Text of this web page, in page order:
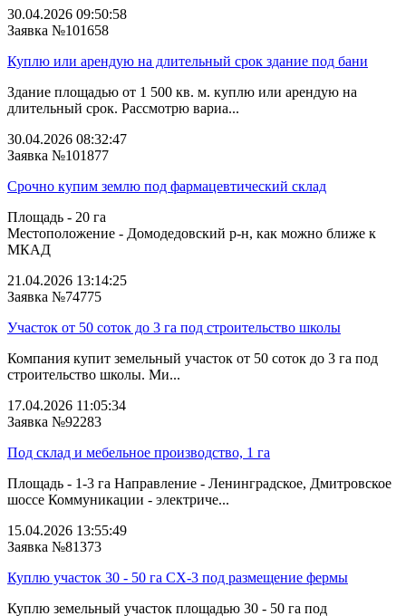
30.04.2026 09:50:58
Заявка №101658
Куплю или арендую на длительный срок здание под бани
Здание площадью от 1 500 кв. м. куплю или арендую на
длительный срок. Рассмотрю вариа...
30.04.2026 08:32:47
Заявка №101877
Срочно купим землю под фармацевтический склад
Площадь - 20 га
Местоположение - Домодедовский р-н, как можно ближе к
МКАД
21.04.2026 13:14:25
Заявка №74775
Участок от 50 соток до 3 га под строительство школы
Компания купит земельный участок от 50 соток до 3 га под
строительство школы. Ми...
17.04.2026 11:05:34
Заявка №92283
Под склад и мебельное производство, 1 га
Площадь - 1-3 га Направление - Ленинградское, Дмитровское
шоссе Коммуникации - электриче...
15.04.2026 13:55:49
Заявка №81373
Куплю участок 30 - 50 га СХ-3 под размещение фермы
Куплю земельный участок площадью 30 - 50 га под